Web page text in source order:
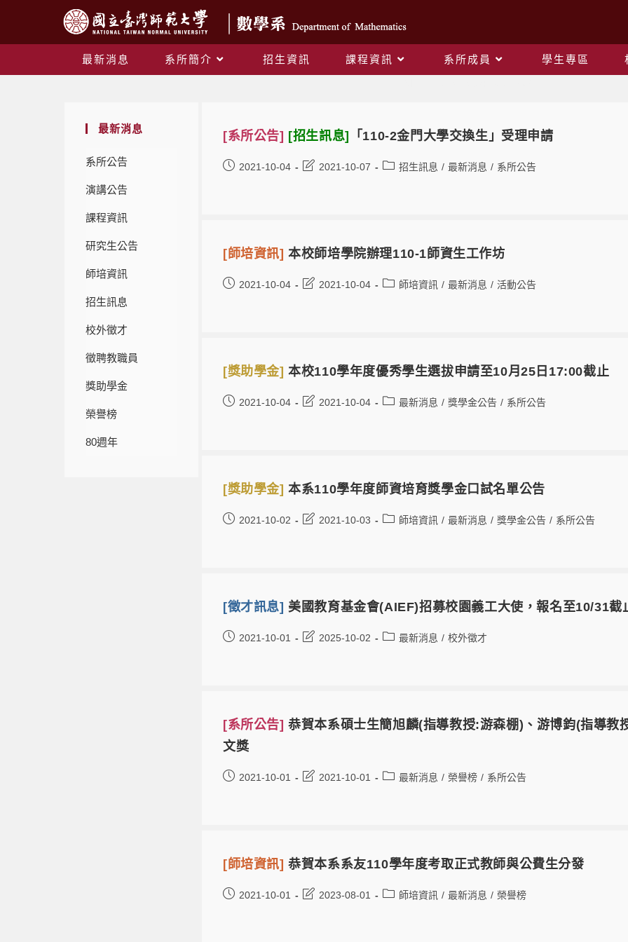
最新消息 系所簡介 招生資訊 課程資訊 系所成員 學生專區
最新消息
系所公告
演講公告
課程資訊
研究生公告
師培資訊
招生訊息
校外徵才
徵聘教職員
獎助學金
榮譽榜
80週年
[系所公告] [招生訊息] 「110-2金門大學交換生」受理申請
2021-10-04 2021-10-07 招生訊息 / 最新消息 / 系所公告
[師培資訊]本校師培學院辦理110-1師資生工作坊
2021-10-04 2021-10-04 師培資訊 / 最新消息 / 活動公告
[獎助學金]本校110學年度優秀學生選拔申請至10月25日17:00截止
2021-10-04 2021-10-04 最新消息 / 獎學金公告 / 系所公告
[獎助學金] 本系110學年度師資培育獎學金口試名單公告
2021-10-02 2021-10-03 師培資訊 / 最新消息 / 獎學金公告 / 系所公告
[徵才訊息]美國教育基金會(AIEF)招募校園義工大使，報名至10/31截
2021-10-01 2025-10-02 最新消息 / 校外徵才
[系所公告]恭賀本系碩士生簡旭麟(指導教授:游森棚)、游博鈞(指導教
文獎
2021-10-01 2021-10-01 最新消息 / 榮譽榜 / 系所公告
[師培資訊]恭賀本系系友110學年度考取正式教師與公費生分發
2021-10-01 2023-08-01 師培資訊 / 最新消息 / 榮譽榜